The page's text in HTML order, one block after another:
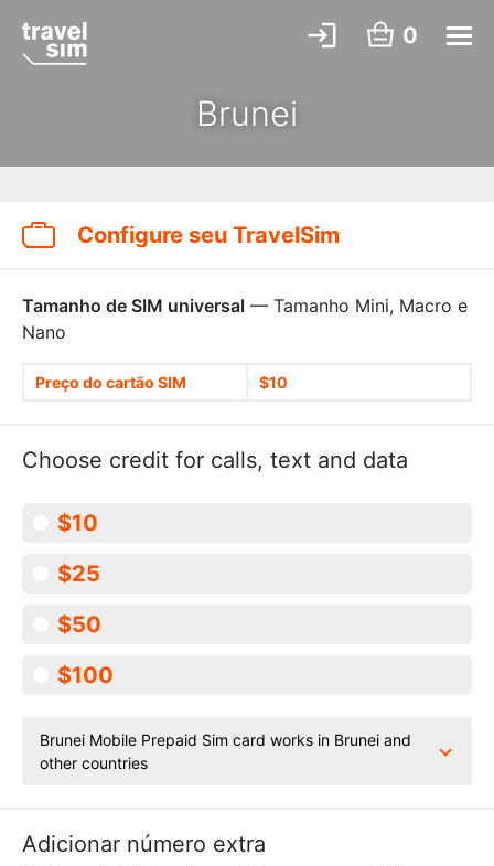
0
Brunei
Configure seu TravelSim
Tamanho de SIM universal — Tamanho Mini, Macro e
Nano
Preço do cartão SIM $10
Choose credit for calls, text and data
$10
$25
$50
$100
Brunei Mobile Prepaid Sim card works in Brunei and
other countries
Adicionar número extra